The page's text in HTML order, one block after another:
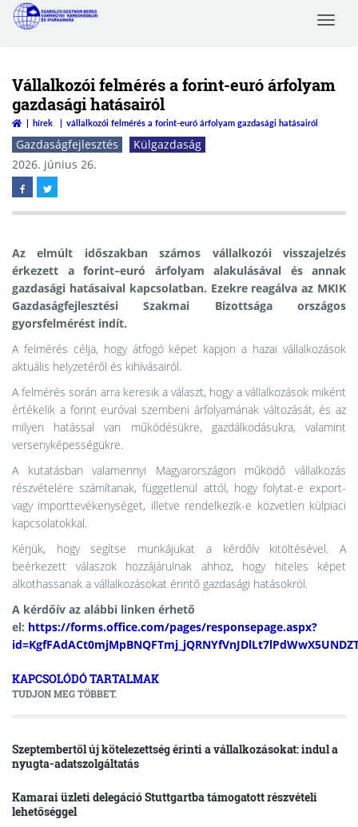
Toggle
Vállalkozói felmérés a forint-euró árfolyam
gazdasági hatásairól
hírek vállalkozói felmérés a forint-euró árfolyam gazdasági hatásairól
Gazdaságfejlesztés
Külgazdaság
2026. június 26.
Az elmúlt időszakban számos vállalkozói visszajelzés
érkezett a forint–euró árfolyam alakulásával és annak
gazdasági hatásaival kapcsolatban. Ezekre reagálva az MKIK
Gazdaságfejlesztési Szakmai Bizottsága országos
gyorsfelmérést indít.
A felmérés célja, hogy átfogó képet kapjon a hazai vállalkozások
aktuális helyzetéről és kihívásairól.
A felmérés során arra keresik a választ, hogy a vállalkozások miként
értékelik a forint euróval szembeni árfolyamának változását, és az
milyen hatással van működésükre, gazdálkodásukra, valamint
versenyképességükre.
A kutatásban valamennyi Magyarországon működő vállalkozás
részvételére számítanak, függetlenül attól, hogy folytat-e export-
vagy importtevékenységet, illetve rendelkezik-e közvetlen külpiaci
kapcsolatokkal.
Kérjük, hogy segítse munkájukat a kérdőív kitöltésével. A
beérkezett válaszok hozzájárulnak ahhoz, hogy hiteles képet
alkothassanak a vállalkozásokat érintő gazdasági hatásokról.
A kérdőív az alábbi linken érhető
el: https://forms.office.com/pages/responsepage.aspx?
KAPCSOLÓDÓ TARTALMAK
TUDJON MEG TÖBBET.
Szeptembertől új kötelezettség érinti a vállalkozásokat: indul a
nyugta-adatszolgáltatás
Kamarai üzleti delegáció Stuttgartba támogatott részvételi
lehetőséggel